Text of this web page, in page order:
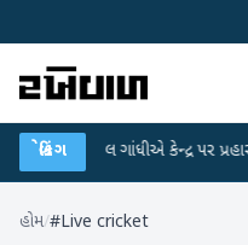
બ્રેકિંગ
પર રાહુલ ગાંધીએ કેન્દ્ર પર પ્રહાર કર્યા
હોમ/#Live cricket